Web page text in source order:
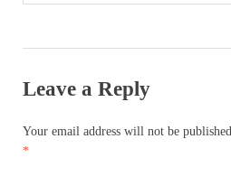
Leave a Reply
Your email address will not be published.
*